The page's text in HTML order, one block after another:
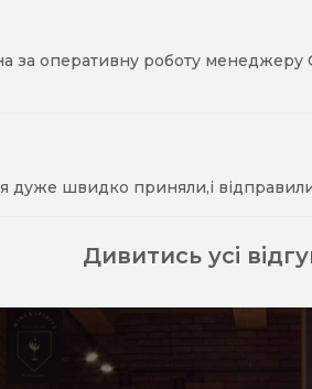
оперативну роботу менеджеру
дуже швидко приняли,і
Дивитись усі